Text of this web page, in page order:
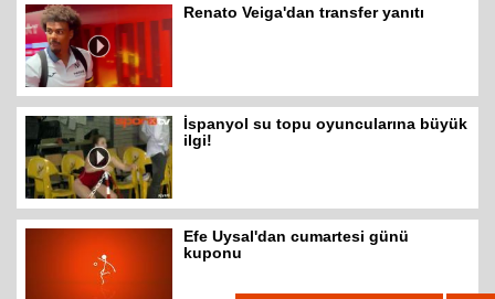
Renato Veiga'dan transfer yanıtı
İspanyol su topu oyuncularına büyük
ilgi!
Efe Uysal'dan cumartesi günü
kuponu